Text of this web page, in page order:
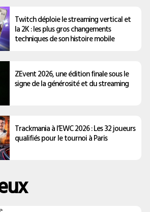
Twitch déploie le streaming vertical et
la 2K : les plus gros changements
techniques de son histoire mobile
ZEvent 2026, une édition finale sous le
signe de la générosité et du streaming
Trackmania à l’EWC 2026 : Les 32 joueurs
qualifiés pour le tournoi à Paris